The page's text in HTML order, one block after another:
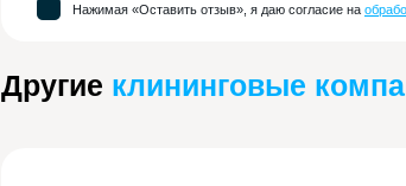
Нажимая «Оставить отзыв», я даю согласие на
Другие клининговые